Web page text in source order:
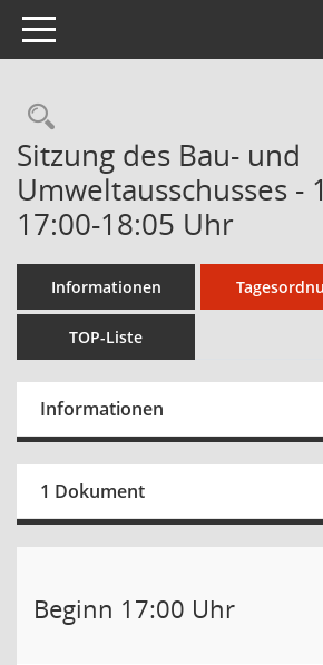
Toggle navigation
Sitzung des Bau- und
Umweltausschusses -
17:00-18:05 Uhr
Informationen
TOP-Liste
Informationen
1 Dokument
Beginn 17:00 Uhr